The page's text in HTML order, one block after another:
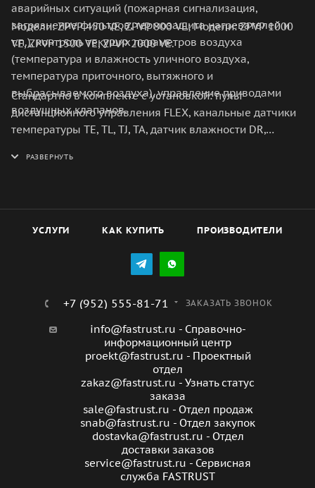
аварийных ситуаций (пожарная сигнализация,
загрязнение фильтров, термозащита нагревателей и
т.п.), контроль текущих параметров воздуха
(температура и влажность уличного воздуха,
температура приточного, вытяжного и
выбрасываемого воздуха), управление приводами
воздушных клапанов.
Модели: ZPVP 450 VE, ZPVP 800 VE; Модели: ZPVP 1000
VE, ZPVP 1500 VE, ZPVP 2000 VE.
Стандартно в комплекте с установкой: пульт
дистанционного управления FLEX, канальные датчики
температуры TE, TL, TJ, TA, датчик влажности DR,
моделей HW), капиллярный термостат TI (только для
УСЛУГИ КАК КУПИТЬ ПРОИЗВОДИТЕЛИ
+7 (952) 555-81-71 ЗАКАЗАТЬ ЗВОНОК
info@fastrust.ru - Справочно-
информационный центр
proekt@fastrust.ru - Проектный
отдел
zakaz@fastrust.ru - Узнать статус
заказа
sale@fastrust.ru - Отдел продаж
snab@fastrust.ru - Отдел закупок
dostavka@fastrust.ru - Отдел
доставки заказов
service@fastrust.ru - Сервисная
служба FASTRUST